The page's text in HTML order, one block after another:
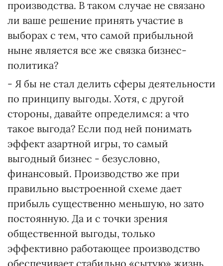
производства. В таком случае не связано
ли ваше решение принять участие в
выборах с тем, что самой прибыльной
ныне является все же связка бизнес-
политика?
- Я бы не стал делить сферы деятельности
по принципу выгоды. Хотя, с другой
стороны, давайте определимся: а что
такое выгода? Если под ней понимать
эффект азартной игры, то самый
выгодный бизнес - безусловно,
финансовый. Производство же при
правильно выстроенной схеме дает
прибыль существенно меньшую, но зато
постоянную. Да и с точки зрения
общественной выгоды, только
эффективно работающее производство
обеспечивает стабильно «сытую» жизнь